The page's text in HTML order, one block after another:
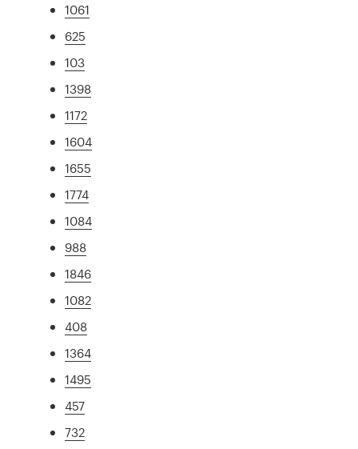
1061
625
103
1398
1172
1604
1655
1774
1084
988
1846
1082
408
1364
1495
457
732